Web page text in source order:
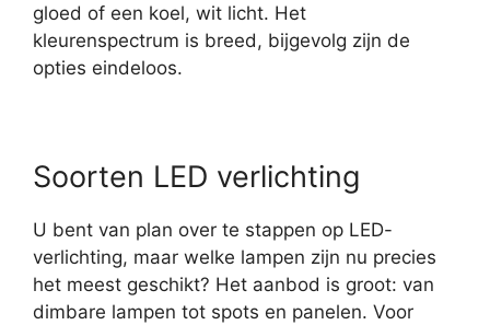
gloed of een koel, wit licht. Het
kleurenspectrum is breed, bijgevolg zijn de
opties eindeloos.
Soorten LED verlichting
U bent van plan over te stappen op LED-
verlichting, maar welke lampen zijn nu precies
het meest geschikt? Het aanbod is groot: van
dimbare lampen tot spots en panelen. Voor